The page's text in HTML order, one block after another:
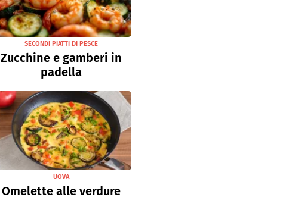
SECONDI PIATTI DI PESCE
Zucchine e gamberi in
padella
UOVA
Omelette alle verdure